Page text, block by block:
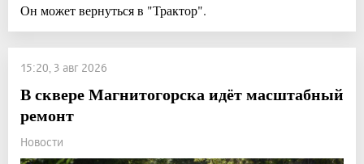
Он может вернуться в "Трактор".
15:20, 3 авг 2026
В сквере Магнитогорска идёт масштабный
ремонт
Новости